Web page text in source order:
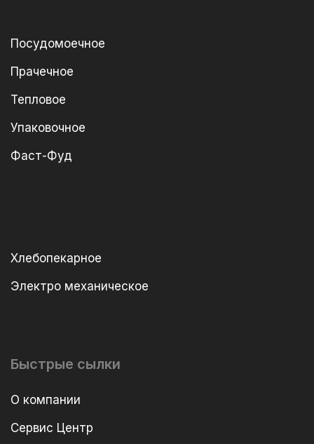
Посудомоечное
Прачечное
Тепловое
Упаковочное
Фаст-Фуд
Хлебопекарное
Электро механическое
Быстрые сылки
О компании
Сервис Центр